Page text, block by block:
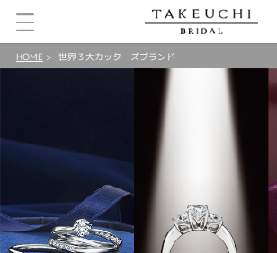
HOME 世界３大カッターズブランド